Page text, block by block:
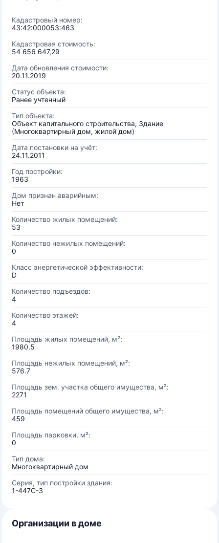
Кадастровый номер:
43:42:000053:463
Кадастровая стоимость:
54 656 647,29
Дата обновления стоимости:
20.11.2019
Статус объекта:
Ранее учтенный
Тип объекта:
Объект капитального строительства, Здание
(Многоквартирный дом, жилой дом)
Дата постановки на учёт:
24.11.2011
Год постройки:
1963
Дом признан аварийным:
Нет
Количество жилых помещений:
53
Количество нежилых помещений:
0
Класс энергетической эффективности:
D
Количество подъездов:
4
Количество этажей:
4
Площадь жилых помещений, м²:
1980.5
Площадь нежилых помещений, м²:
576.7
Площадь зем. участка общего имущества, м²:
2271
Площадь помещений общего имущества, м²:
459
Площадь парковки, м²:
0
Тип дома:
Многоквартирный дом
Серия, тип постройки здания:
1-447С-3
Организации в доме